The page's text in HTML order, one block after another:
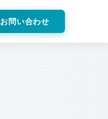
お問い合わせ